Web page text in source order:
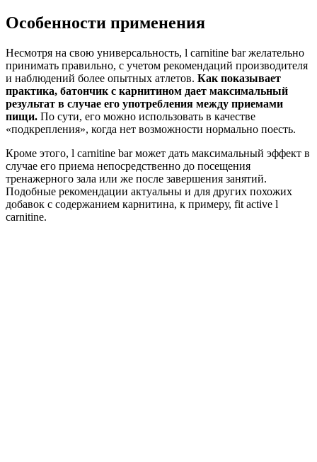
Особенности применения
Несмотря на свою универсальность, l carnitine bar желательно
принимать правильно, с учетом рекомендаций производителя
и наблюдений более опытных атлетов. Как показывает
практика, батончик с карнитином дает максимальный
результат в случае его употребления между приемами
пищи. По сути, его можно использовать в качестве
«подкрепления», когда нет возможности нормально поесть.
Кроме этого, l carnitine bar может дать максимальный эффект в
случае его приема непосредственно до посещения
тренажерного зала или же после завершения занятий.
Подобные рекомендации актуальны и для других похожих
добавок с содержанием карнитина, к примеру, fit active l
carnitine.